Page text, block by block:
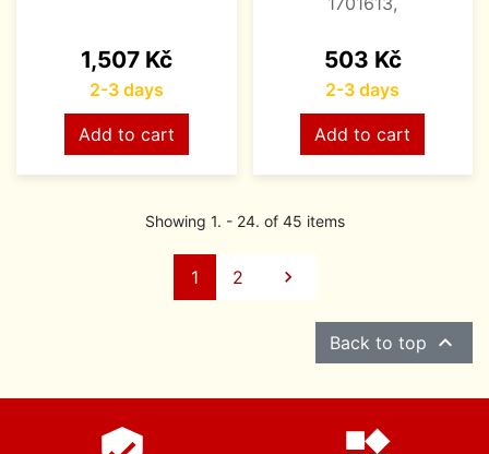
Price
1,507 Kč
2-3 days
Add to cart
Price
503 Kč
2-3 days
Add to cart
Showing 1. - 24. of 45 items
1 2 Next

Back to top 